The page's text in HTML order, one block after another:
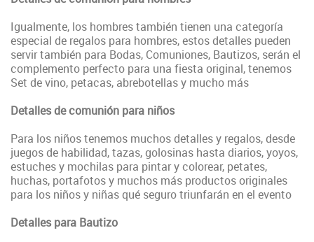
Igualmente, los hombres también tienen una categoría
especial de regalos para hombres, estos detalles pueden
servir también para Bodas, Comuniones, Bautizos, serán el
complemento perfecto para una fiesta original, tenemos
Set de vino, petacas, abrebotellas y mucho más
Detalles de comunión para niños
Para los niños tenemos muchos detalles y regalos, desde
juegos de habilidad, tazas, golosinas hasta diarios, yoyos,
estuches y mochilas para pintar y colorear, petates,
huchas, portafotos y muchos más productos originales
para los niños y niñas qué seguro triunfarán en el evento
Detalles para Bautizo